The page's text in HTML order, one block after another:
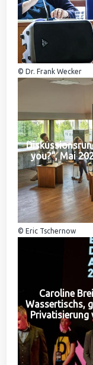
© Dr. Frank Wecker
you?“, Mai
© Eric Tschernow
Caroline
Wassertischs,
Privatisierung